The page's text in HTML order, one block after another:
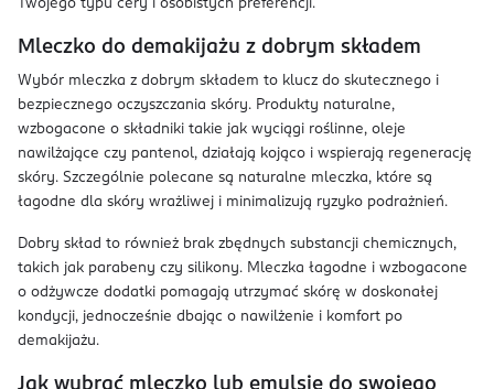
Twojego typu cery i osobistych preferencji.
Mleczko do demakijażu z dobrym składem
Wybór mleczka z dobrym składem to klucz do skutecznego i
bezpiecznego oczyszczania skóry. Produkty naturalne,
wzbogacone o składniki takie jak wyciągi roślinne, oleje
nawilżające czy pantenol, działają kojąco i wspierają regenerację
skóry. Szczególnie polecane są naturalne mleczka, które są
łagodne dla skóry wrażliwej i minimalizują ryzyko podrażnień.
Dobry skład to również brak zbędnych substancji chemicznych,
takich jak parabeny czy silikony. Mleczka łagodne i wzbogacone
o odżywcze dodatki pomagają utrzymać skórę w doskonałej
kondycji, jednocześnie dbając o nawilżenie i komfort po
demakijażu.
Jak wybrać mleczko lub emulsję do swojego